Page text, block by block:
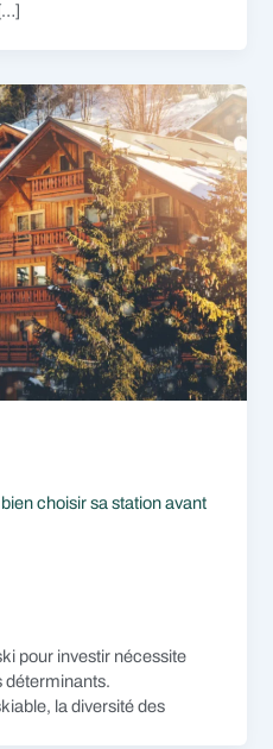
choisir sa station avant
pour investir nécessite
déterminants.
la diversité des